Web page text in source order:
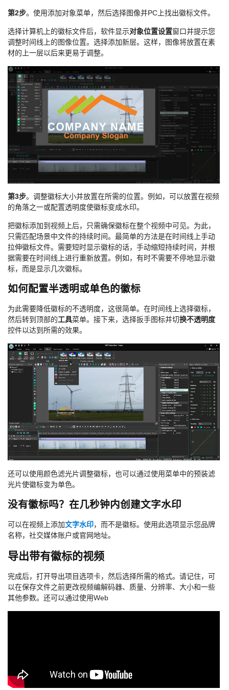
第2步。使用添加对象菜单，然后选择图像并PC上找出徽标文件。
选择计算机上的徽标文件后，软件显示对象位置设置窗口并提示您
调整时间线上的图像位置。选择添加新层。这样，图像将放置在素
材的上一层以后来更易于调整。
第3步。调整徽标大小并放置在所需的位置。例如，可以放置在视频
的角落之一或配置透明度使徽标变成水印。
把徽标添加到视频上后，只需确保徽标在整个视频中可见。为此，
只需匹配场景中文件的持续时间。最简单的方法是在时间线上手动
拉伸徽标文件。需要短时显示徽标的话，手动缩短持续时间，并根
据需要在时间线上进行重新放置。例如，有时不需要不停地显示徽
标，而是显示几次徽标。
如何配置半透明或单色的徽标
为此需要降低徽标的不透明度，这很简单。在时间线上选择徽标，
然后转到顶部的工具菜单。接下来，选择扳手图标并切换不透明度
控件以达到所需的效果。
还可以使用颜色滤光片调整徽标，也可以通过使用菜单中的预装滤
光片使徽标变为单色。
没有徽标吗？在几秒钟内创建文字水印
可以在视频上添加文字水印，而不是徽标。使用此选项显示您品牌
名称，社交媒体账户或官网地址。
导出带有徽标的视频
完成后，打开导出项目选项卡，然后选择所需的格式。请记住，可
以在保存文件之前更改视频编解码器、质量、分辨率、大小和一些
其他参数。还可以通过使用Web